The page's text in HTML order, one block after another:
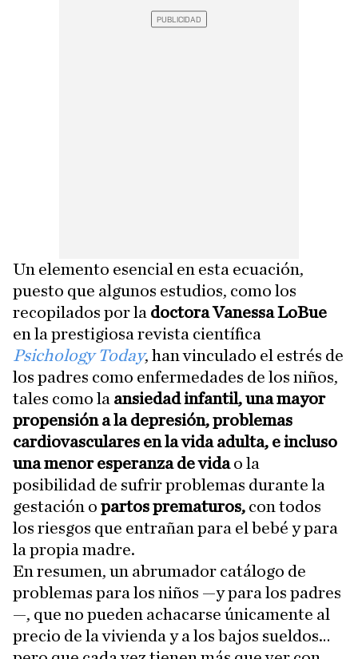
Un elemento esencial en esta ecuación,
puesto que algunos estudios, como los
recopilados por la doctora Vanessa LoBue
en la prestigiosa revista científica
Psichology Today, han vinculado el estrés de
los padres como enfermedades de los niños,
tales como la ansiedad infantil, una mayor
propensión a la depresión, problemas
cardiovasculares en la vida adulta, e incluso
una menor esperanza de vidao la
posibilidad de sufrir problemas durante la
gestación o partos prematuros, con todos
los riesgos que entrañan para el bebé y para
la propia madre.
En resumen, un abrumador catálogo de
problemas para los niños —y para los padres
—, que no pueden achacarse únicamente al
precio de la vivienda y a los bajos sueldos…